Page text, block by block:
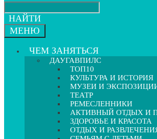
НАЙТИ
МЕНЮ
ЧЕМ ЗАНЯТЬСЯ
ДАУГАВПИЛС
ТОП10
КУЛЬТУРА И ИСТОРИЯ
МУЗЕИ И
ТЕАТР
РЕМЕСЛЕННИКИ
АКТИВНЫЙ ОТДЫХ И
ЗДОРОВЬЕ И КРАСОТА
ОТДЫХ И